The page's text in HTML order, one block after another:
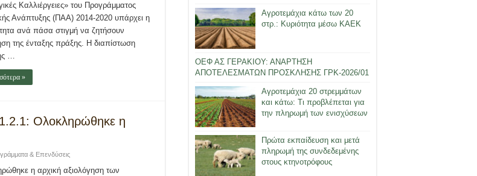
Καλλιέργειες» του Προγράμματος
Ανάπτυξης (ΠΑΑ) 2014-2020 υπάρχει η
ανά πάσα στιγμή να ζητήσουν
της ένταξης πράξης. Η διαπίστωση
…
»
Ολοκληρώθηκε η
& Επενδύσεις
η αρχική αξιολόγηση των
Αγροτεμάχια κάτω των 20
στρ.: Κυριότητα μέσω ΚΑΕΚ
ΟΕΦ ΑΣ ΓΕΡΑΚΙΟΥ: ΑΝΑΡΤΗΣΗ
ΑΠΟΤΕΛΕΣΜΑΤΩΝ ΠΡΟΣΚΛΗΣΗΣ ΓΡΚ-2026/01
Αγροτεμάχια 20 στρεμμάτων
και κάτω: Τι προβλέπεται για
την πληρωμή των ενισχύσεων
Πρώτα εκπαίδευση και μετά
πληρωμή της συνδεδεμένης
στους κτηνοτρόφους